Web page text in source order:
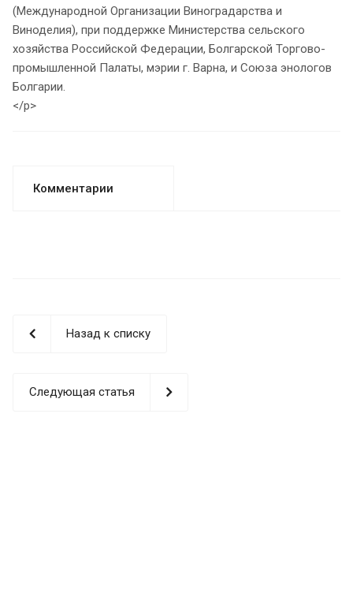
(Международной Организации Виноградарства и
Виноделия), при поддержке Министерства сельского
хозяйства Российской Федерации, Болгарской Торгово-
промышленной Палаты, мэрии г. Варна, и Союза энологов
Болгарии.
</p>
Комментарии
Назад к списку
Следующая статья